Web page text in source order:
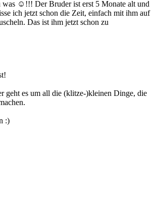
was ☺️!!! Der Bruder ist erst 5 Monate alt und
ich jetzt schon die Zeit, einfach mit ihm auf
Das ist ihm jetzt schon zu
geht es um all die (klitze-)kleinen Dinge, die
:)